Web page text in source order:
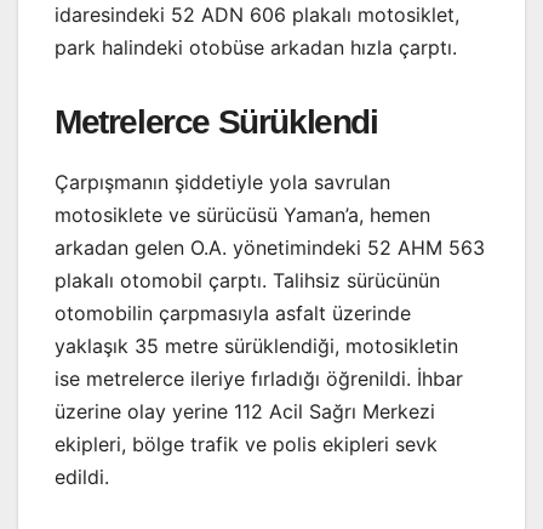
idaresindeki 52 ADN 606 plakalı motosiklet,
park halindeki otobüse arkadan hızla çarptı.
Metrelerce Sürüklendi
Çarpışmanın şiddetiyle yola savrulan
motosiklete ve sürücüsü Yaman’a, hemen
arkadan gelen O.A. yönetimindeki 52 AHM 563
plakalı otomobil çarptı. Talihsiz sürücünün
otomobilin çarpmasıyla asfalt üzerinde
yaklaşık 35 metre sürüklendiği, motosikletin
ise metrelerce ileriye fırladığı öğrenildi. İhbar
üzerine olay yerine 112 Acil Sağrı Merkezi
ekipleri, bölge trafik ve polis ekipleri sevk
edildi.